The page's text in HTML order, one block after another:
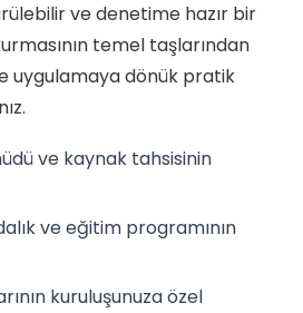
ve denetime hazır bir
temel taşlarından
uygulamaya dönük pratik
ve kaynak tahsisinin
ve eğitim programının
kuruluşunuza özel